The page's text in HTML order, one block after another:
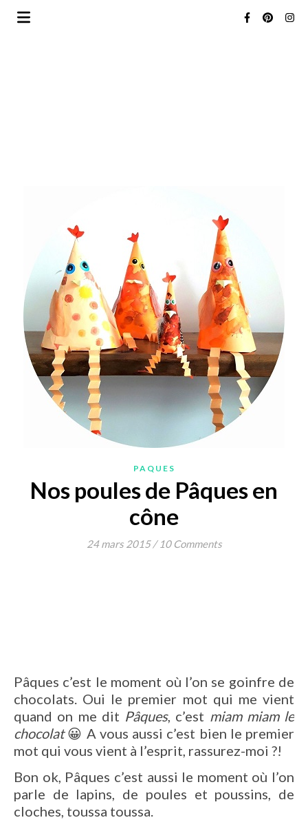
PAQUES
Nos poules de Pâques en
cône
24 mars 2015 / 10 Comments
Pâques c’est le moment où l’on se goinfre de
chocolats. Oui le premier mot qui me vient
quand on me dit Pâques, c’est miam miam le
chocolat😀 A vous aussi c’est bien le premier
mot qui vous vient à l’esprit, rassurez-moi ?!
Bon ok, Pâques c’est aussi le moment où l’on
parle de lapins, de poules et poussins, de
cloches, toussa toussa.